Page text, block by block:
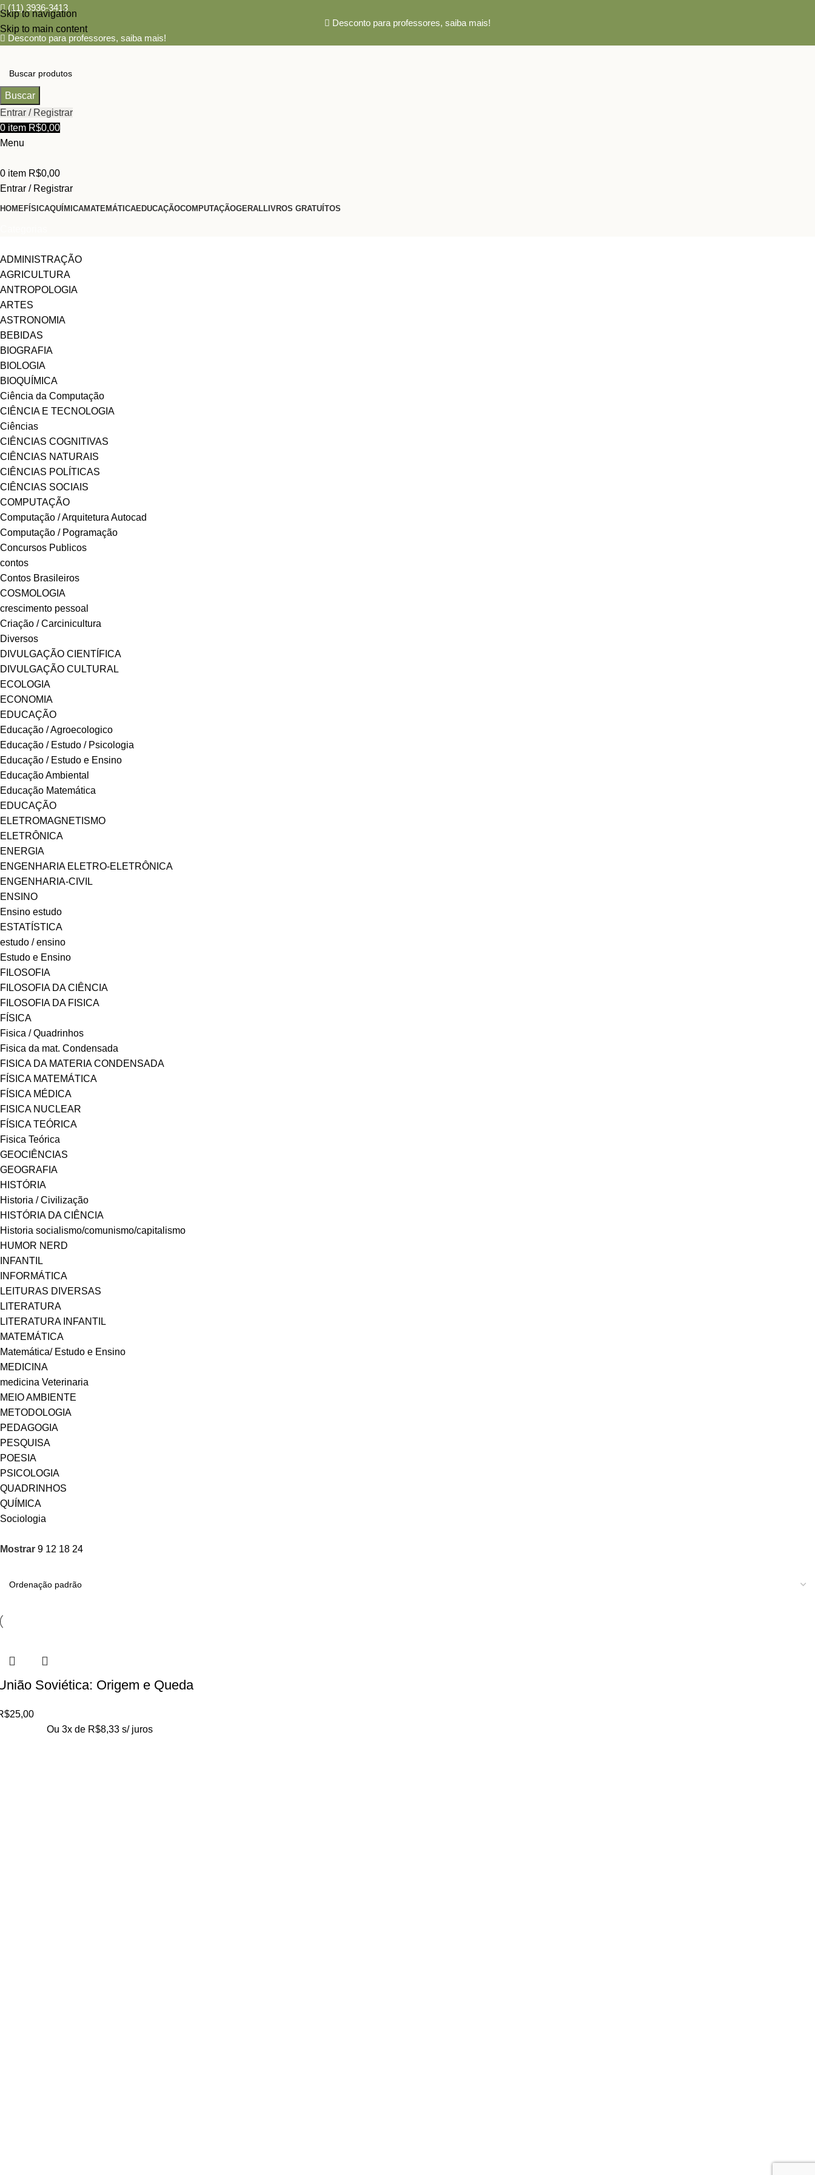
Skip to navigation
Skip to main content
(11) 3936-3413
Desconto para professores, saiba mais!
Desconto para professores, saiba mais!
Buscar
Entrar / Registrar
0 item R$0,00
Menu
0 item R$0,00
Entrar / Registrar
HOMEFÍSICAQUÍMICAMATEMÁTICAEDUCAÇÃOCOMPUTAÇÃOGERALLIVROS GRATUÍTOS
ADMINISTRAÇÃO
AGRICULTURA
ANTROPOLOGIA
ARTES
ASTRONOMIA
BEBIDAS
BIOGRAFIA
BIOLOGIA
BIOQUÍMICA
Ciência da Computação
CIÊNCIA E TECNOLOGIA
Ciências
CIÊNCIAS COGNITIVAS
CIÊNCIAS NATURAIS
CIÊNCIAS POLÍTICAS
CIÊNCIAS SOCIAIS
COMPUTAÇÃO
Computação / Arquitetura Autocad
Computação / Pogramação
Concursos Publicos
contos
Contos Brasileiros
COSMOLOGIA
crescimento pessoal
Criação / Carcinicultura
Diversos
DIVULGAÇÃO CIENTÍFICA
DIVULGAÇÃO CULTURAL
ECOLOGIA
ECONOMIA
EDUCAÇÃO
Educação / Agroecologico
Educação / Estudo / Psicologia
Educação / Estudo e Ensino
Educação Ambiental
Educação Matemática
EDUCAÇÃO
ELETROMAGNETISMO
ELETRÔNICA
ENERGIA
ENGENHARIA ELETRO-ELETRÔNICA
ENGENHARIA-CIVIL
ENSINO
Ensino estudo
ESTATÍSTICA
estudo / ensino
Estudo e Ensino
FILOSOFIA
FILOSOFIA DA CIÊNCIA
FILOSOFIA DA FISICA
FÍSICA
Fisica / Quadrinhos
Fisica da mat. Condensada
FISICA DA MATERIA CONDENSADA
FÍSICA MATEMÁTICA
FÍSICA MÉDICA
FISICA NUCLEAR
FÍSICA TEÓRICA
Fisica Teórica
GEOCIÊNCIAS
GEOGRAFIA
HISTÓRIA
Historia / Civilização
HISTÓRIA DA CIÊNCIA
Historia socialismo/comunismo/capitalismo
HUMOR NERD
INFANTIL
INFORMÁTICA
LEITURAS DIVERSAS
LITERATURA
LITERATURA INFANTIL
MATEMÁTICA
Matemática/ Estudo e Ensino
MEDICINA
medicina Veterinaria
MEIO AMBIENTE
METODOLOGIA
PEDAGOGIA
PESQUISA
POESIA
PSICOLOGIA
QUADRINHOS
QUÍMICA
Sociologia
Mostrar 9 12 18 24
Soviética: Origem e Queda
25,00
Ou 3x de R$8,33 s/ juros